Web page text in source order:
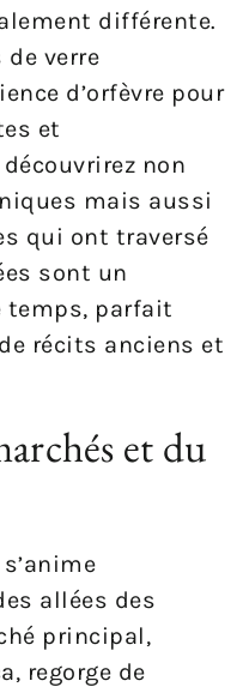
différente.
verre
d’orfèvre pour
et
non
mais aussi
qui ont traversé
sont un
temps, parfait
récits anciens et
et du
allées des
principal,
regorge de